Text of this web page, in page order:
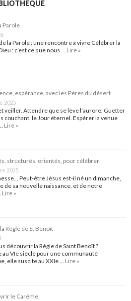
Parole
la Parole : une rencontre à vivre Célébrer la
: c’est ce que nous … Lire »
espérance, avec les Pères du désert
2025
veiller. Attendre que se lève l’aurore. Guetter
couchant, le Jour éternel. Espérer la venue
Lire »
structurés, orientés, pour célébrer
2025
Peut-être Jésus est-il né un dimanche,
de sa nouvelle naissance, et de notre
Lire »
Règle de St Benoît
découvrir la Règle de Saint Benoît ?
au VIe siècle pour une communauté
elle suscite au XXIe … Lire »
le Carême